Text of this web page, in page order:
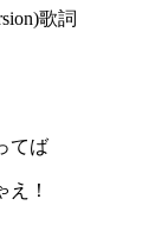
歌詞
てば
え！